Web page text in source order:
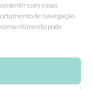
com essas
de navegação
pode